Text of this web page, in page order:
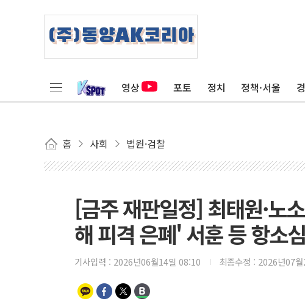
영상 포토 정치 정책·서울
홈 사회 법원·검찰
[금주 재판일정] 최태원·노
해 피격 은폐' 서훈 등 항소
기사입력 : 2026년06월14일 08:10 최종수정 : 2026년07